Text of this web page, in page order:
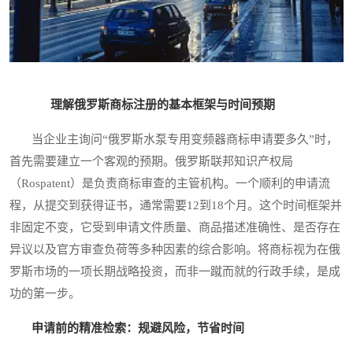
理解俄罗斯商标注册的基本框架与时间预期
当企业主询问“俄罗斯水泵专用变频器商标申请要多久”时，
首先需要建立一个客观的预期。俄罗斯联邦知识产权局
（Rospatent）是负责商标审查的主管机构。一个顺利的申请流
程，从提交到获得证书，通常需要12到18个月。这个时间框架并
非固定不变，它受到申请文件质量、商品描述准确性、是否存在
异议以及官方审查负荷等多种因素的综合影响。将商标视为在俄
罗斯市场的一项长期战略投资，而非一蹴而就的行政手续，是成
功的第一步。
申请前的精准检索：规避风险，节省时间